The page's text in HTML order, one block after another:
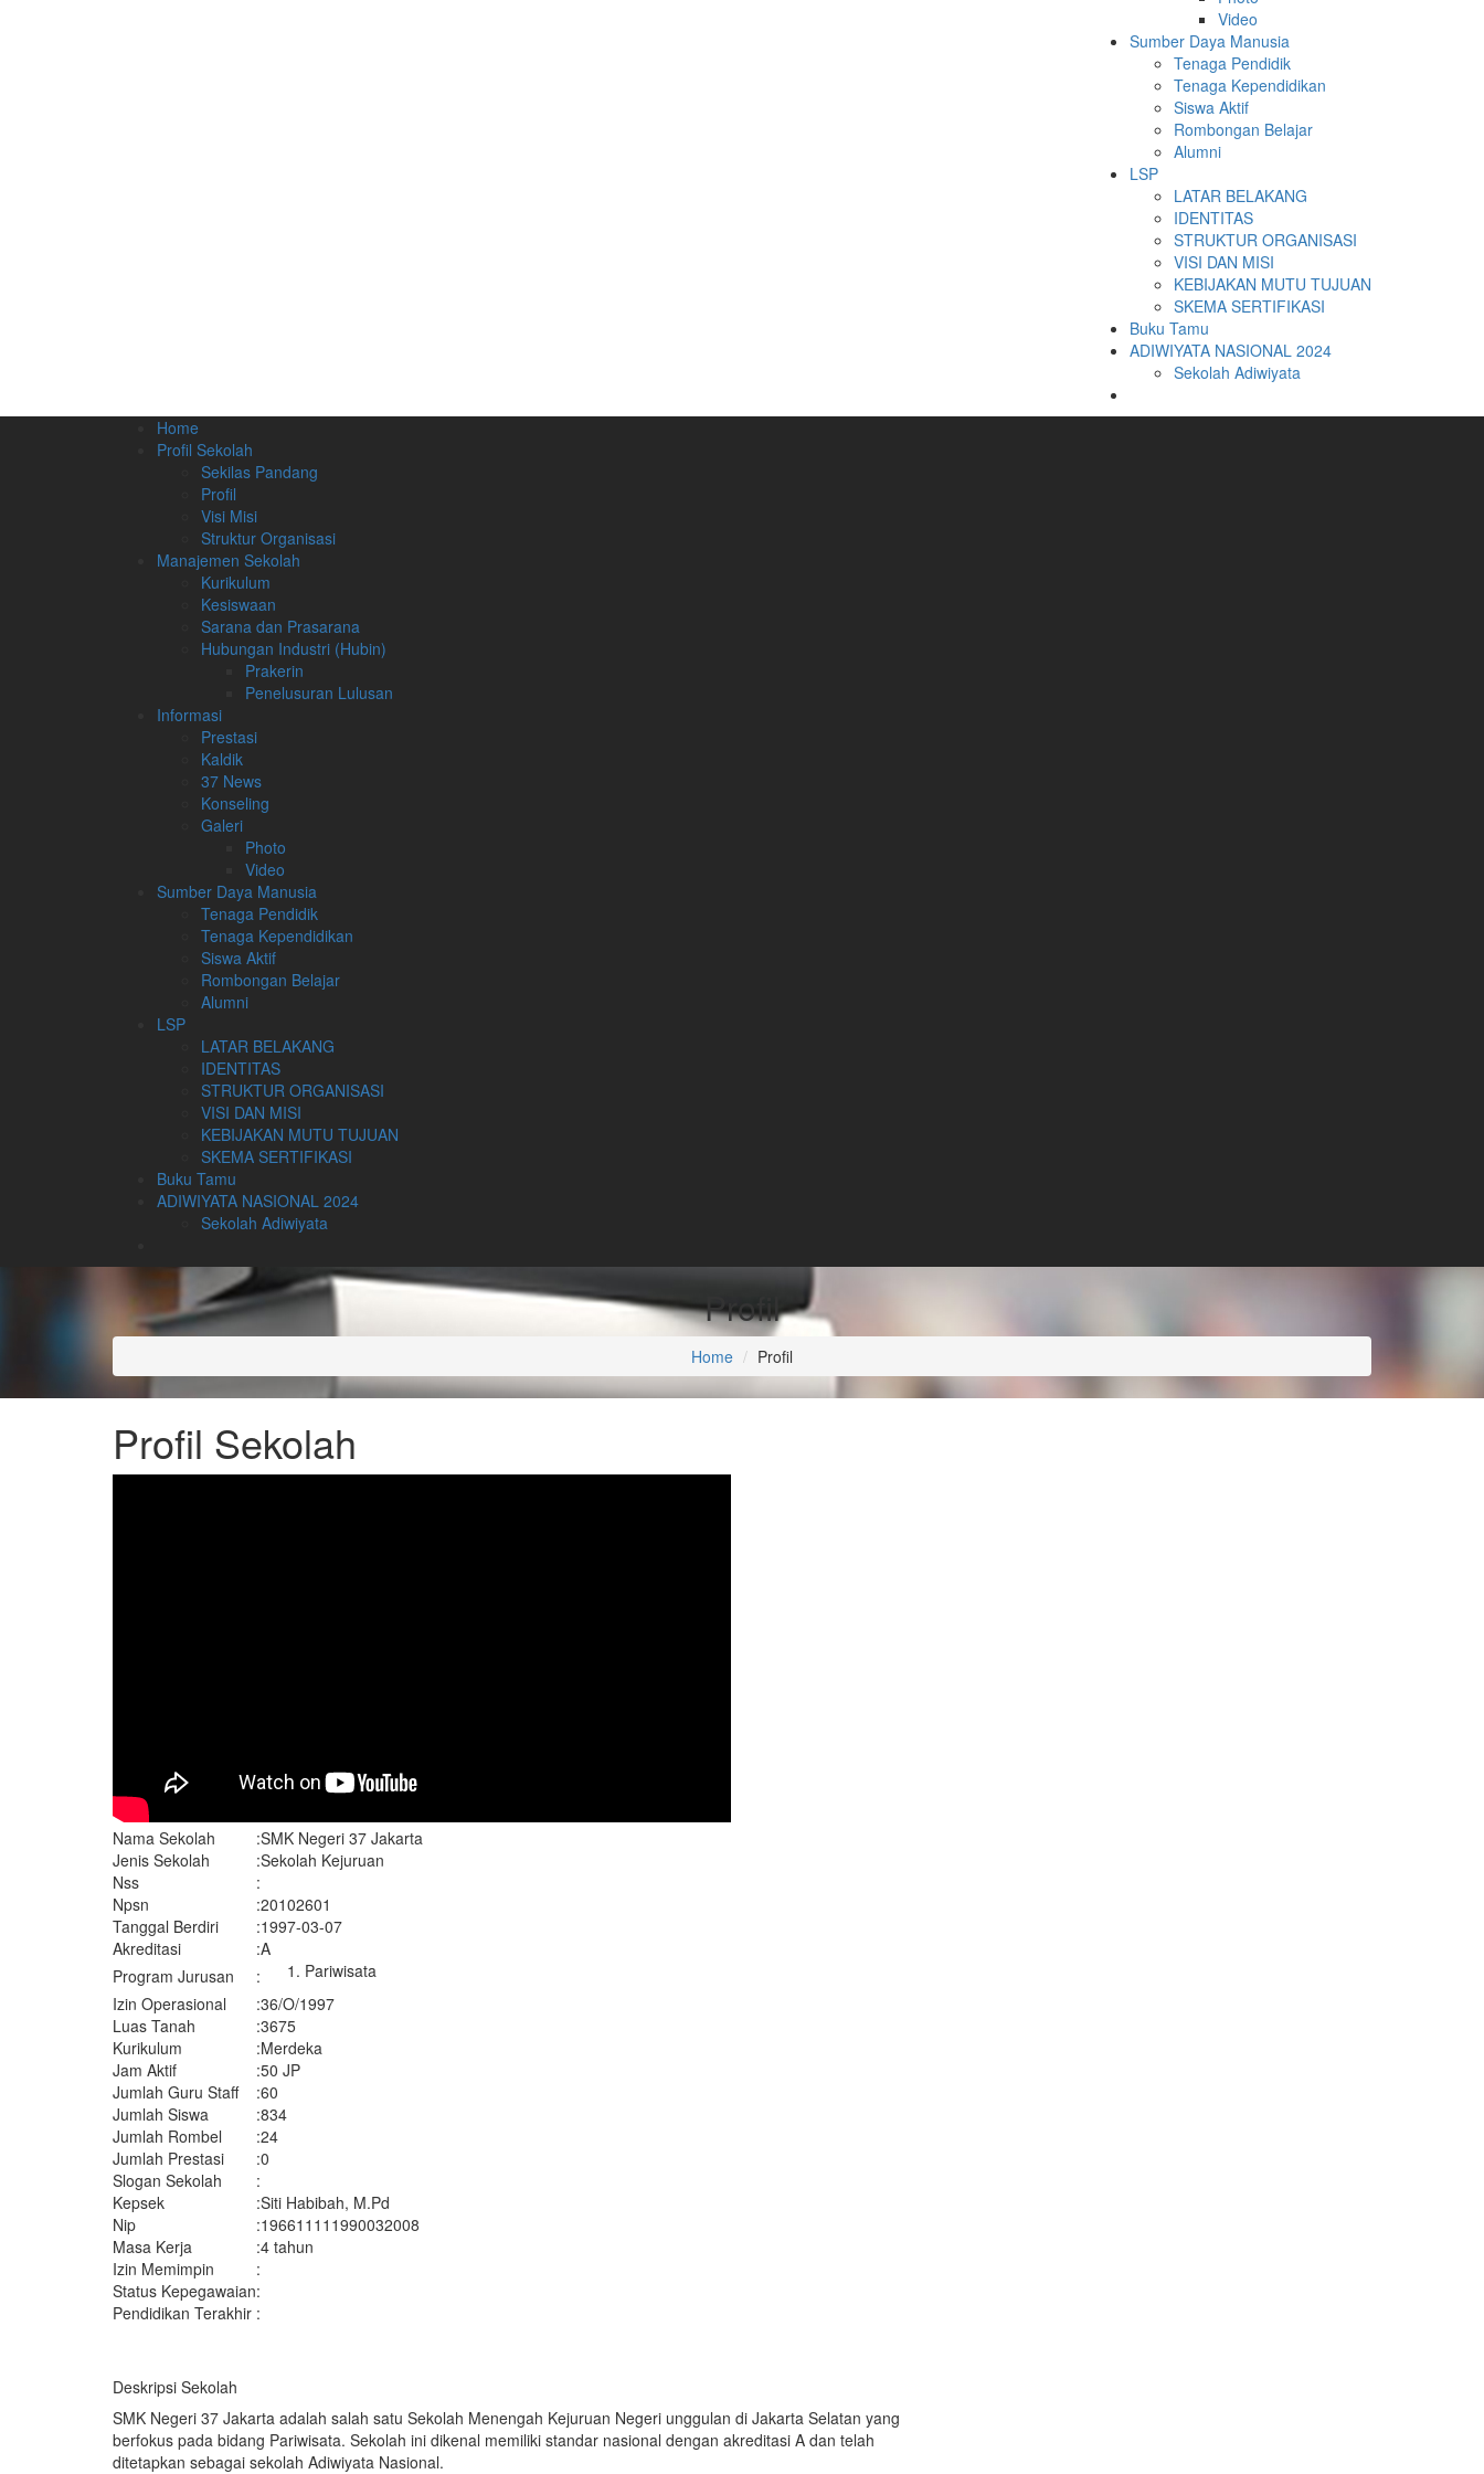
Video
Sumber Daya Manusia
Tenaga Pendidik
Tenaga Kependidikan
Siswa Aktif
Rombongan Belajar
Alumni
LSP
LATAR BELAKANG
IDENTITAS
STRUKTUR ORGANISASI
VISI DAN MISI
KEBIJAKAN MUTU TUJUAN
SKEMA SERTIFIKASI
Buku Tamu
ADIWIYATA NASIONAL 2024
Sekolah Adiwiyata
Home
Profil Sekolah
Sekilas Pandang
Profil
Visi Misi
Struktur Organisasi
Manajemen Sekolah
Kurikulum
Kesiswaan
Sarana dan Prasarana
Hubungan Industri (Hubin)
Prakerin
Penelusuran Lulusan
Informasi
Prestasi
Kaldik
37 News
Konseling
Galeri
Photo
Video
Sumber Daya Manusia
Tenaga Pendidik
Tenaga Kependidikan
Siswa Aktif
Rombongan Belajar
Alumni
LSP
LATAR BELAKANG
IDENTITAS
STRUKTUR ORGANISASI
VISI DAN MISI
KEBIJAKAN MUTU TUJUAN
SKEMA SERTIFIKASI
Buku Tamu
ADIWIYATA NASIONAL 2024
Sekolah Adiwiyata
Profil
Home Profil
Profil Sekolah
Nama Sekolah :SMK Negeri 37 Jakarta
Jenis Sekolah
:Sekolah Kejuruan
Nss
:
Npsn
:20102601
Tanggal Berdiri
:1997-03-07
Akreditasi
:A
Program Jurusan
:
Pariwisata
Izin Operasional
:36/O/1997
Luas Tanah
:3675
Kurikulum
:Merdeka
Jam Aktif
:50 JP
Jumlah Guru Staff
:60
Jumlah Siswa
:834
Jumlah Rombel
:24
Jumlah Prestasi
:0
Slogan Sekolah
:
Kepsek
:Siti Habibah, M.Pd
Nip
:196611111990032008
Masa Kerja
:4 tahun
Izin Memimpin
:
Status Kepegawaian:
Pendidikan Terakhir :
Deskripsi Sekolah
SMK Negeri 37 Jakarta adalah salah satu Sekolah Menengah Kejuruan Negeri unggulan di Jakarta Selatan yang
berfokus pada bidang Pariwisata. Sekolah ini dikenal memiliki standar nasional dengan akreditasi A dan telah
ditetapkan sebagai sekolah Adiwiyata Nasional.